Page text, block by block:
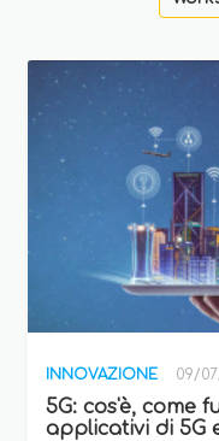
INNOVAZIONE 09/
5G: cos'è, come
applicativi di 5G